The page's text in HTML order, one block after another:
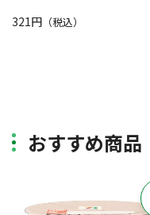
321円 （税込）
おすすめ商品